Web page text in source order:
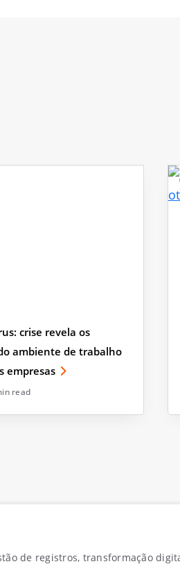
crise revela os
ambiente de trabalho
empresas
read
de registros, transformação